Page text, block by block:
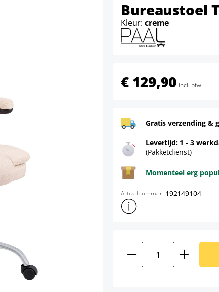
Bureaustoel
Kleur: creme
€ 129,90 incl. btw
Gratis verzending &
Levertijd: 1 - 3
(Pakketdienst)
Momenteel erg
Artikelnummer: 192149104
Toon meer productinformatie